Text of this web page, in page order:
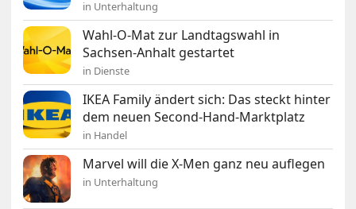
in Unterhaltung
Wahl-O-Mat zur Landtagswahl in
Sachsen-Anhalt gestartet
in Dienste
IKEA Family ändert sich: Das steckt hinter
dem neuen Second-Hand-Marktplatz
in Handel
Marvel will die X-Men ganz neu auflegen
in Unterhaltung